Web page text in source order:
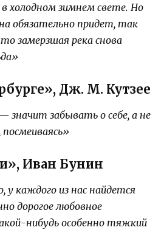
холодном зимнем свете. Но
обязательно придет, так
замерзшая река снова
Дж. М. Кутзее
забывать о себе, а не
Иван Бунин
у каждого из нас найдется
дорогое любовное
нибудь особенно тяжкий